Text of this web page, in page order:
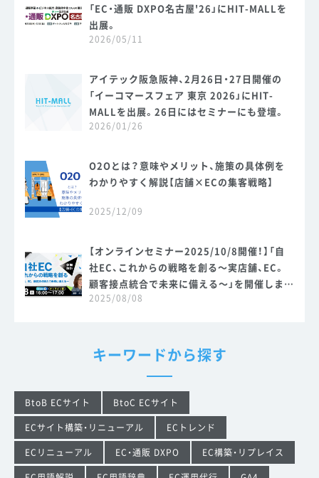
「EC・通販 DXPO名古屋'26」にHIT-MALLを
出展。
2026/05/11
アイテック阪急阪神、2月26日・27日開催の
「イーコマースフェア 東京 2026」にHIT-
MALLを出展。26日にはセミナーにも登壇。
2026/01/26
O2Oとは？意味やメリット、施策の具体例を
わかりやすく解説【店舗×ECの集客戦略】
2025/12/09
【オンラインセミナー2025/10/8開催！】「自
社EC、これからの戦略を創る～実店舗、EC。
顧客接点統合で未来に備える～」を開催しま
す。
2025/08/08
キーワードから探す
BtoB ECサイト
BtoC ECサイト
ECサイト構築・リニューアル
ECトレンド
ECリニューアル
EC・通販 DXPO
EC構築・リプレイス